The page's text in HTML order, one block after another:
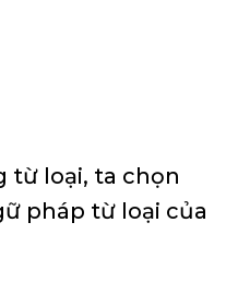
từ loại, ta chọn
pháp từ loại của